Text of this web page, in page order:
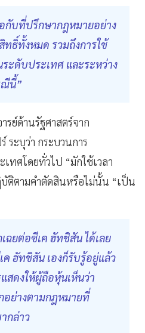
กับที่ปรึกษากฎหมายอย่าง
ทธิ์ทั้งหมด รวมถึงการใช้
ะดับประเทศ และระหว่าง
ณีนี้”
รย์ด้านรัฐศาสตร์จาก
ระบุว่า กระบวนการ
ทศโดยทั่วไป “มักใช้เวลา
ติตามคำตัดสินหรือไม่นั้น “เป็น
ฉยต่อซีเค ฮัทชิสัน ได้เลย
ฮัทชิสัน เองก็รับรู้อยู่แล้ว
สดงให้ผู้ถือหุ้นเห็นว่า
อย่างตามกฎหมายที่
กล่าว